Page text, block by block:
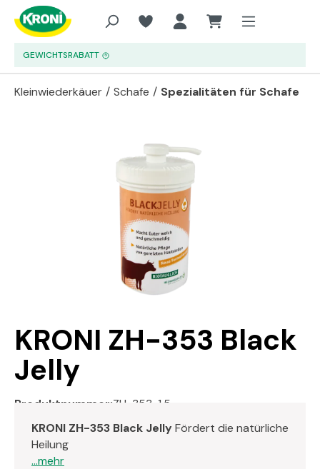
Zum Hauptinhalt springen
GEWICHTSRABATT
Kleinwiederkäuer / Schafe / Spezialitäten für Schafe
KRONI ZH-353 Black
Jelly
Produktnummer:ZH-353-1.5
KRONI ZH-353 Black JellyFördert die natürliche
Heilung
...mehr